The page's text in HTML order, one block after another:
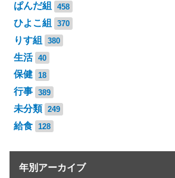
ぱんだ組 458
ひよこ組 370
りす組 380
生活 40
保健 18
行事 389
未分類 249
給食 128
年別アーカイブ